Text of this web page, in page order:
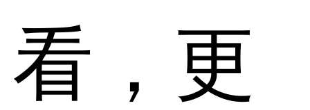
看，更